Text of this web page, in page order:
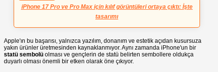
iPhone 17 Pro ve Pro Max için kılıf görüntüleri ortaya çıktı: İşte
tasarımı
Apple'ın bu başarısı, yalnızca yazılım, donanım ve estetik açıdan kusursuza
yakın ürünler üretmesinden kaynaklanmıyor. Aynı zamanda iPhone'un bir
statü sembolü olması ve gençlerin de statü belirten sembollere oldukça
duyarlı olması önemli bir etken olarak öne çıkıyor.